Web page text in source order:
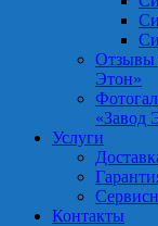
Отзывы
Этон»
«Завод
Услуги
Контакты